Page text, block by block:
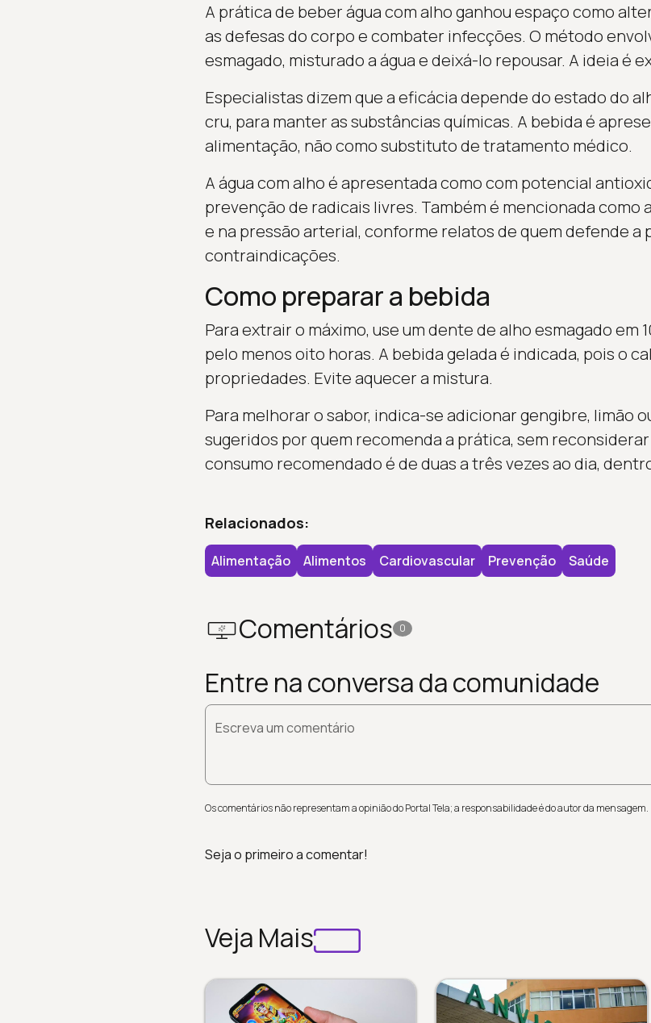
A prática de beber água com alho ganhou espaço como
as defesas do corpo e combater infecções. O método
esmagado, misturado a água e deixá-lo repousar. A ideia é
Especialistas dizem que a eficácia depende do estado do
cru, para manter as substâncias químicas. A bebida é
alimentação, não como substituto de tratamento médico.
A água com alho é apresentada como com potencial
prevenção de radicais livres. Também é mencionada como
e na pressão arterial, conforme relatos de quem defende a
contraindicações.
Como preparar a bebida
Para extrair o máximo, use um dente de alho esmagado em
pelo menos oito horas. A bebida gelada é indicada, pois o
propriedades. Evite aquecer a mistura.
Para melhorar o sabor, indica-se adicionar gengibre, limão
sugeridos por quem recomenda a prática, sem
consumo recomendado é de duas a três vezes ao dia,
Relacionados:
Alimentação Alimentos Cardiovascular Prevenção Saúde
Comentários 0
Entre na conversa da comunidade
Escreva um comentário
Os comentários não representam a opinião do Portal Tela; a responsabilidade é do autor da mensagem.
Seja o primeiro a comentar!
Veja Mais